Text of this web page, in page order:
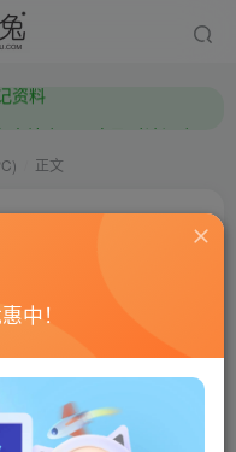
本站已开启QQ微信快速登录 ,拥有本站会员用户及时请问个人中心绑定！
正文
体和网络，仅供试玩体
中！